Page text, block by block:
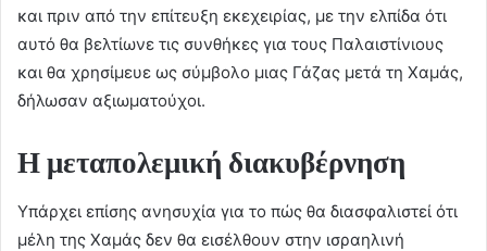
και πριν από την επίτευξη εκεχειρίας, με την ελπίδα ότι
αυτό θα βελτίωνε τις συνθήκες για τους Παλαιστίνιους
και θα χρησίμευε ως σύμβολο μιας Γάζας μετά τη Χαμάς,
δήλωσαν αξιωματούχοι.
Η μεταπολεμική διακυβέρνηση
Υπάρχει επίσης ανησυχία για το πώς θα διασφαλιστεί ότι
μέλη της Χαμάς δεν θα εισέλθουν στην ισραηλινή